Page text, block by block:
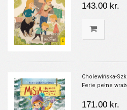
143.00 kr.
Cholewińska-
Ferie pełne
171.00 kr.